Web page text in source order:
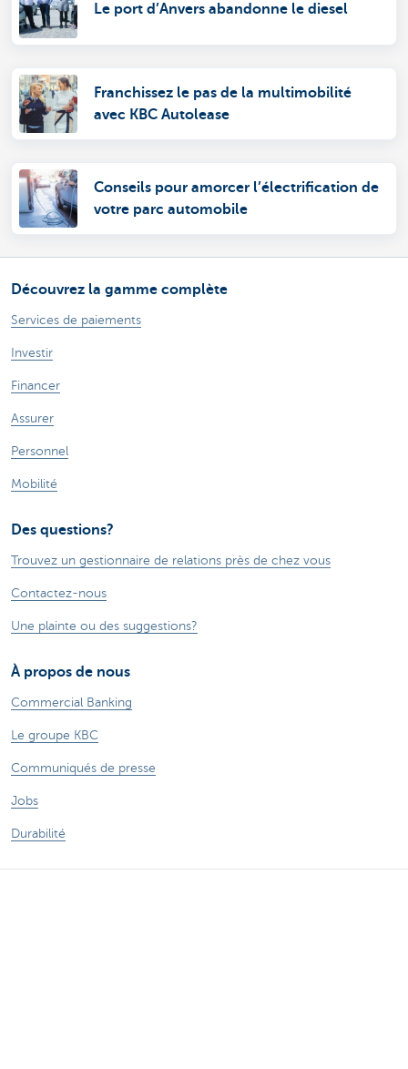
Le port d’Anvers abandonne le diesel
Franchissez le pas de la multimobilité
avec KBC Autolease
Conseils pour amorcer l’électrification de
votre parc automobile
Découvrez la gamme complète
Services de paiements
Investir
Financer
Assurer
Personnel
Mobilité
Des questions?
Trouvez un gestionnaire de relations près de chez vous
Contactez-nous
Une plainte ou des suggestions?
À propos de nous
Commercial Banking
Le groupe KBC
Communiqués de presse
Jobs
Durabilité